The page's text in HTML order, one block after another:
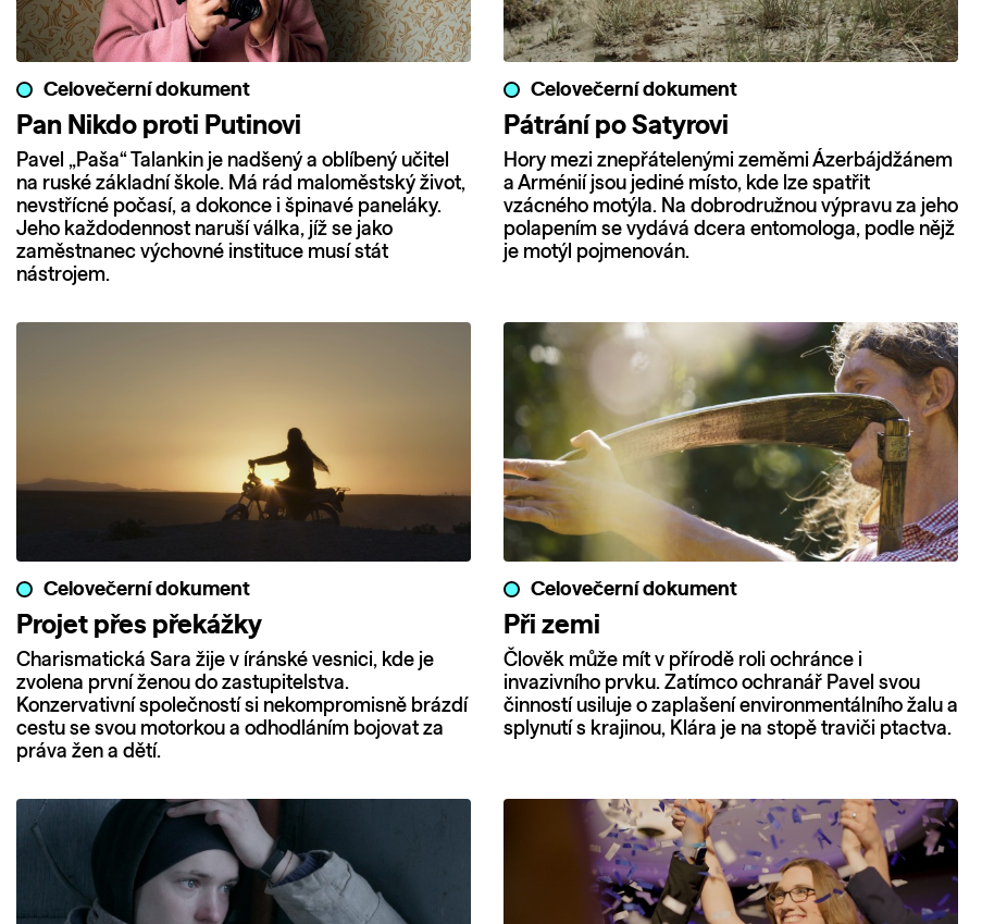
Celovečerní dokument
Pan Nikdo proti Putinovi
Pavel „Paša“ Talankin je nadšený a oblíbený učitel
na ruské základní škole. Má rád maloměstský život,
nevstřícné počasí, a dokonce i špinavé paneláky.
Jeho každodennost naruší válka, jíž se jako
zaměstnanec výchovné instituce musí stát
nástrojem.
Celovečerní dokument
Pátrání po Satyrovi
Hory mezi znepřátelenými zeměmi Ázerbájdžánem
a Arménií jsou jediné místo, kde lze spatřit
vzácného motýla. Na dobrodružnou výpravu za jeho
polapením se vydává dcera entomologa, podle nějž
je motýl pojmenován.
Celovečerní dokument
Projet přes překážky
Charismatická Sara žije v íránské vesnici, kde je
zvolena první ženou do zastupitelstva.
Konzervativní společností si nekompromisně brázdí
cestu se svou motorkou a odhodláním bojovat za
práva žen a dětí.
Celovečerní dokument
Při zemi
Člověk může mít v přírodě roli ochránce i
invazivního prvku. Zatímco ochranář Pavel svou
činností usiluje o zaplašení environmentálního žalu a
splynutí s krajinou, Klára je na stopě traviči ptactva.